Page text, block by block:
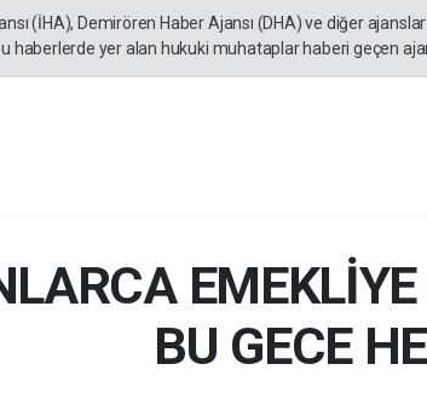
(İHA), Demirören Haber Ajansı (DHA) ve diğer
haberlerde yer alan hukuki muhataplar haberi geçen
BU GECE